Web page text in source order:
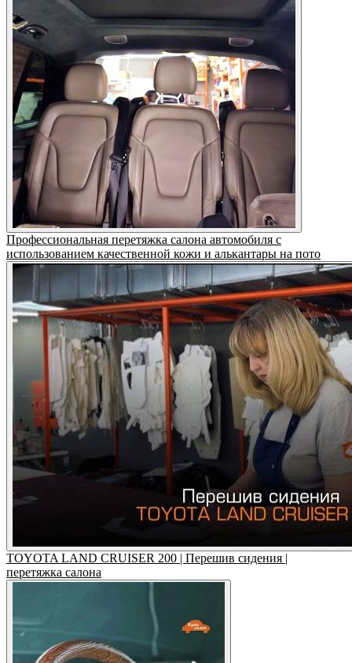
Профессиональная перетяжка салона автомобиля с
использованием качественной кожи и алькантары на пото
TOYOTA LAND CRUISER 200 | Перешив сидения |
перетяжка салона